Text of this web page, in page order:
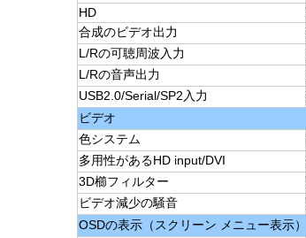
HD
合成のビデオ出力
L/Rの可聴周波入力
L/Rの音声出力
USB2.0/Serial/SP2入力
ビデオ
色システム
多用性があるHD input/DVI
3D櫛フィルター
ビデオ減少の騒音
OSDの表示（スクリーン メニュー表示）